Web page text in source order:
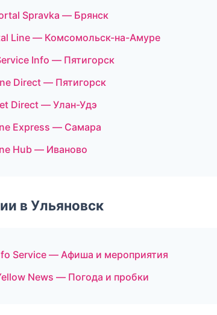
Spravka — Брянск
Line — Комсомольск-на-Амуре
Info — Пятигорск
Direct — Пятигорск
Direct — Улан-Удэ
Express — Самара
Hub — Иваново
в Ульяновск
Service — Афиша и мероприятия
News — Погода и пробки